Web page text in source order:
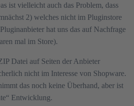
ist vielleicht auch das Problem, dass
2) welches nicht im Pluginstore
hat uns das auf Nachfrage
mal im Store).
Datei auf Seiten der Anbieter
nicht im Interesse von Shopware.
das noch keine Überhand, aber ist
Entwicklung.